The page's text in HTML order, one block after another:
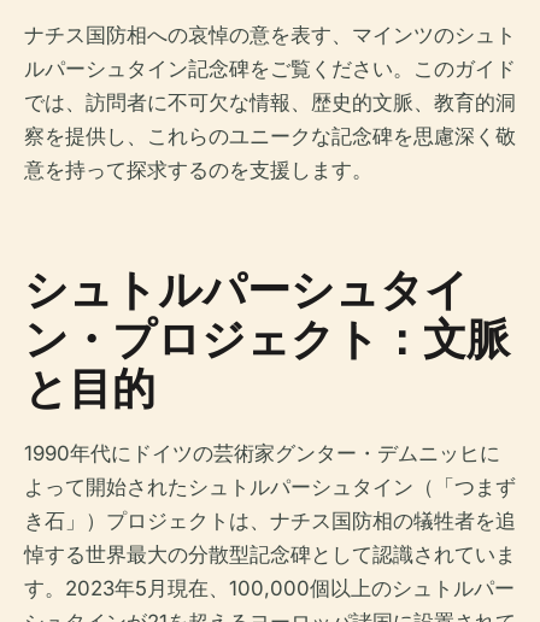
ナチス国防相への哀悼の意を表す、マインツのシュト
ルパーシュタイン記念碑をご覧ください。このガイド
では、訪問者に不可欠な情報、歴史的文脈、教育的洞
察を提供し、これらのユニークな記念碑を思慮深く敬
意を持って探求するのを支援します。
シュトルパーシュタイ
ン・プロジェクト：文脈
と目的
1990年代にドイツの芸術家グンター・デムニッヒに
よって開始されたシュトルパーシュタイン（「つまず
き石」）プロジェクトは、ナチス国防相の犠牲者を追
悼する世界最大の分散型記念碑として認識されていま
す。2023年5月現在、100,000個以上のシュトルパー